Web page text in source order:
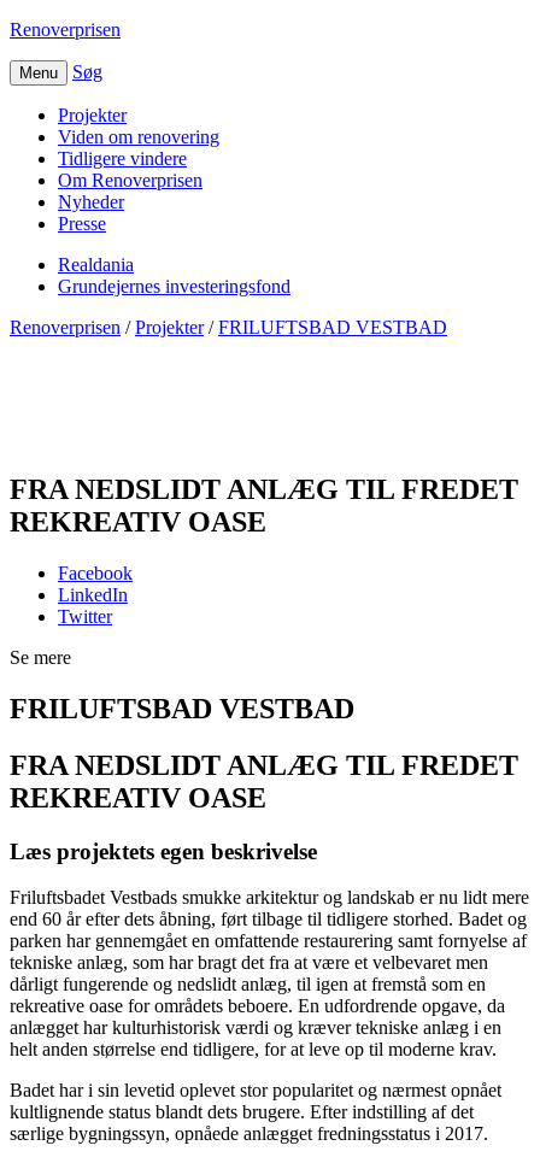
Renoverprisen
Menu Søg
Projekter
Viden om renovering
Tidligere vindere
Om Renoverprisen
Nyheder
Presse
Realdania
Grundejernes investeringsfond
Renoverprisen /Projekter/FRILUFTSBAD VESTBAD
FRA NEDSLIDT ANLÆG TIL FREDET
REKREATIV OASE
Facebook
LinkedIn
Twitter
Se mere
FRILUFTSBAD VESTBAD
FRA NEDSLIDT ANLÆG TIL FREDET
REKREATIV OASE
Læs projektets egen beskrivelse
Friluftsbadet Vestbads smukke arkitektur og landskab er nu lidt mere
end 60 år efter dets åbning, ført tilbage til tidligere storhed. Badet og
parken har gennemgået en omfattende restaurering samt fornyelse af
tekniske anlæg, som har bragt det fra at være et velbevaret men
dårligt fungerende og nedslidt anlæg, til igen at fremstå som en
rekreative oase for områdets beboere. En udfordrende opgave, da
anlægget har kulturhistorisk værdi og kræver tekniske anlæg i en
helt anden størrelse end tidligere, for at leve op til moderne krav.
Badet har i sin levetid oplevet stor popularitet og nærmest opnået
kultlignende status blandt dets brugere. Efter indstilling af det
særlige bygningssyn, opnåede anlægget fredningsstatus i 2017.